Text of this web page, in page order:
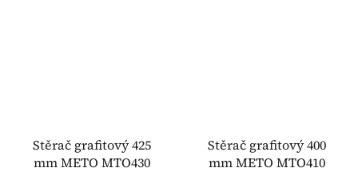
Stěrač grafitový 425
mm METO MTO430
Stěrač grafitový 400
mm METO MTO410